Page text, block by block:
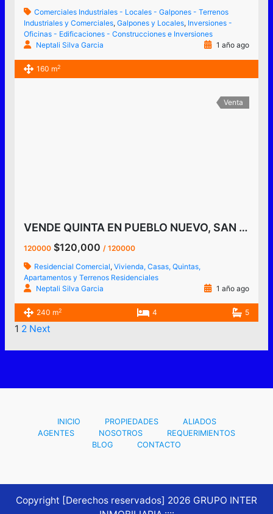
Comerciales Industriales - Locales - Galpones - Terrenos
Industriales y Comerciales, Galpones y Locales, Inversiones -
Oficinas - Edificaciones - Construcciones e Inversiones
Neptali Silva Garcia
1 año ago
160 m2
Venta
VENDE QUINTA EN PUEBLO NUEVO, SAN CRISTÓBAL
120000$120,000 / 120000
Residencial Comercial, Vivienda, Casas, Quintas,
Apartamentos y Terrenos Residenciales
Neptali Silva Garcia
1 año ago
240 m2 4 5
1 2 Next
INICIO PROPIEDADES
ALIADOS
AGENTES
NOSOTROS
REQUERIMIENTOS
BLOG
CONTACTO
Copyright [Derechos reservados] 2026 GRUPO INTER